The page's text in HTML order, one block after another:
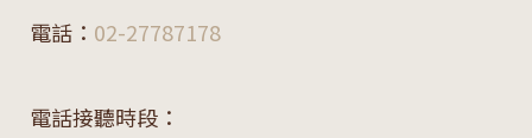
電話： 02-27787178
電話接聽時段：